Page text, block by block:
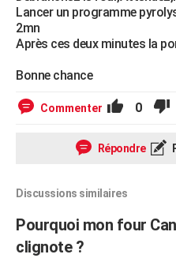
Bricolage
Lifestyle
Culture
Sport
Auto
Television
Voyage
Cinema
Lancer un programme
2mn
Après ces deux minutes la
Bonne chance
Commenter 0
Répondre
Discussions similaires
Pourquoi mon four
clignote ?